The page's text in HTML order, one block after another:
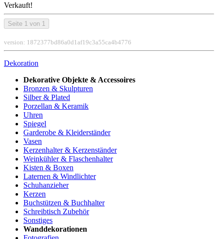
Verkauft!
Seite 1 von 1
version: 1872377bd86a0d1af19c3a55ca4b4776
Dekoration
Dekorative Objekte & Accessoires
Bronzen & Skulpturen
Silber & Plated
Porzellan & Keramik
Uhren
Spiegel
Garderobe & Kleiderständer
Vasen
Kerzenhalter & Kerzenständer
Weinkühler & Flaschenhalter
Kisten & Boxen
Laternen & Windlichter
Schuhanzieher
Kerzen
Buchstützen & Buchhalter
Schreibtisch Zubehör
Sonstiges
Wanddekorationen